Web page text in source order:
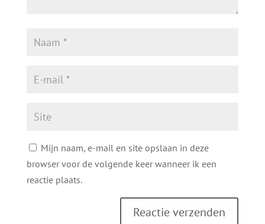
Mijn naam, e-mail en site opslaan in deze
browser voor de volgende keer wanneer ik een
reactie plaats.